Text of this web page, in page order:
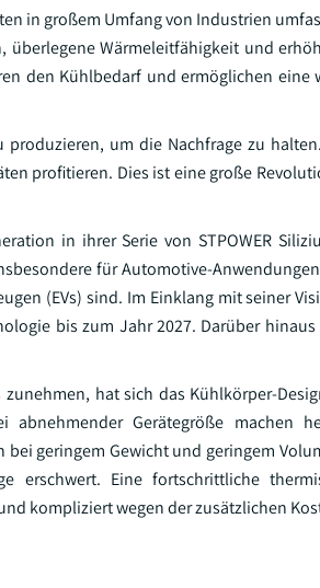
in großem Umfang von Industrien
Wärmeleitfähigkeit und
den Kühlbedarf und ermöglichen
um die Nachfrage zu
profitieren. Dies ist eine große
in ihrer Serie von STPOWER
für Automotive-
(EVs) sind. Im Einklang mit seiner
bis zum Jahr 2027. Darüber
hat sich das Kühlkörper-
Gerätegröße machen
geringem Gewicht und geringem
erschwert. Eine fortschrittliche
kompliziert wegen der zusätzlichen